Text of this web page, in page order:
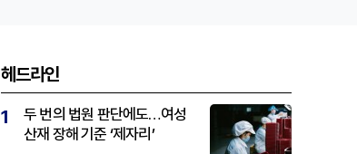
헤드라인
1
두 번의 법원 판단에도…여성
산재 장해 기준 ‘제자리’